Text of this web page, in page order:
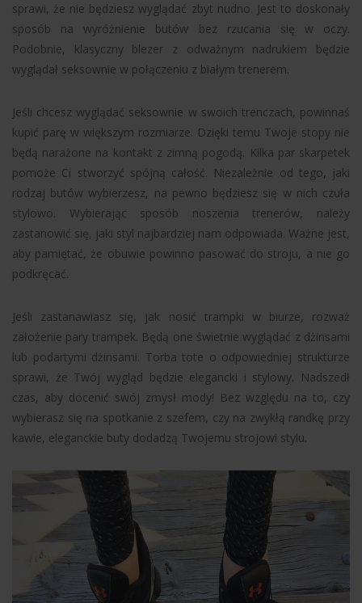
sprawi, że nie będziesz wyglądać zbyt nudno. Jest to doskonały
sposób na wyróżnienie butów bez rzucania się w oczy.
Podobnie, klasyczny blezer z odważnym nadrukiem będzie
wyglądał seksownie w połączeniu z białym trenerem.
Jeśli chcesz wyglądać seksownie w swoich trenczach, powinnaś
kupić parę w większym rozmiarze. Dzięki temu Twoje stopy nie
będą narażone na kontakt z zimną pogodą. Kilka par skarpetek
pomoże Ci stworzyć spójną całość. Niezależnie od tego, jaki
rodzaj butów wybierzesz, na pewno będziesz się w nich czuła
stylowo. Wybierając sposób noszenia trenerów, należy
zastanowić się, jaki styl najbardziej nam odpowiada. Ważne jest,
aby pamiętać, że obuwie powinno pasować do stroju, a nie go
podkręcać.
Jeśli zastanawiasz się, jak nosić trampki w biurze, rozważ
założenie pary trampek. Będą one świetnie wyglądać z dżinsami
lub podartymi dżinsami. Torba tote o odpowiedniej strukturze
sprawi, że Twój wygląd będzie elegancki i stylowy. Nadszedł
czas, aby docenić swój zmysł mody! Bez względu na to, czy
wybierasz się na spotkanie z szefem, czy na zwykłą randkę przy
kawie, eleganckie buty dodadzą Twojemu strojowi stylu.